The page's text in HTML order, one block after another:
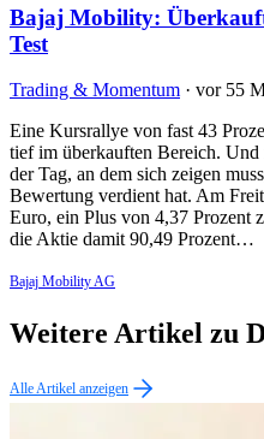
Bajaj Mobility:
Test
Trading & Momentum · vor 55
Eine Kursrallye von fast 43
tief im überkauften Bereich.
der Tag, an dem sich zeigen
Bewertung verdient hat. Am
Euro, ein Plus von 4,37 Prozent
die Aktie damit 90,49 Prozent…
Bajaj Mobility AG
Weitere Artikel zu
Alle Artikel anzeigen